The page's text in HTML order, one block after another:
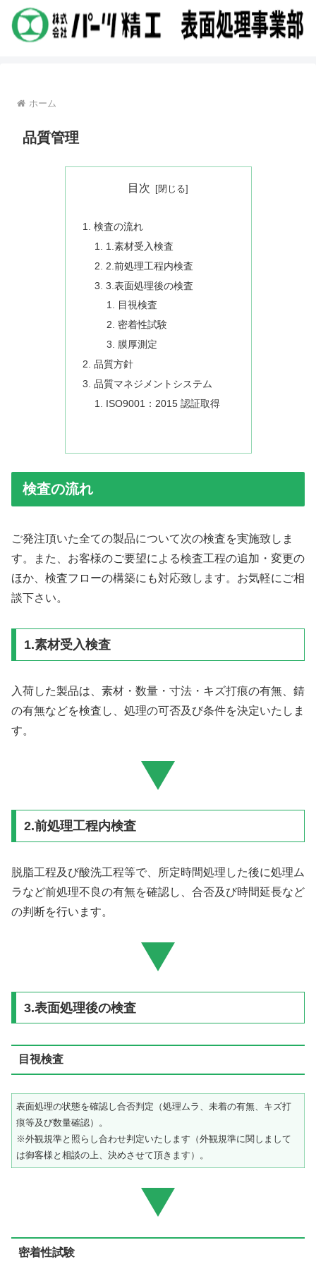
ホーム
品質管理
目次
検査の流れ
1.素材受入検査
2.前処理工程内検査
3.表面処理後の検査
目視検査
密着性試験
膜厚測定
品質方針
品質マネジメントシステム
ISO9001：2015 認証取得
検査の流れ
ご発注頂いた全ての製品について次の検査を実施致しま
す。また、お客様のご要望による検査工程の追加・変更の
ほか、検査フローの構築にも対応致します。お気軽にご相
談下さい。
1.素材受入検査
入荷した製品は、素材・数量・寸法・キズ打痕の有無、錆
の有無などを検査し、処理の可否及び条件を決定いたしま
す。
2.前処理工程内検査
脱脂工程及び酸洗工程等で、所定時間処理した後に処理ム
ラなど前処理不良の有無を確認し、合否及び時間延長など
の判断を行います。
3.表面処理後の検査
目視検査
表面処理の状態を確認し合否判定（処理ムラ、未着の有無、キズ打
痕等及び数量確認）。
※外観規準と照らし合わせ判定いたします（外観規準に関しまして
は御客様と相談の上、決めさせて頂きます）。
密着性試験